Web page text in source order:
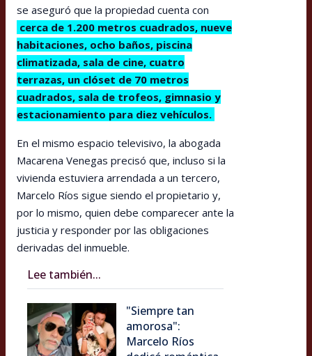
se aseguró que la propiedad cuenta con
cerca de 1.200 metros cuadrados, nueve
habitaciones, ocho baños, piscina
climatizada, sala de cine, cuatro
terrazas, un clóset de 70 metros
cuadrados, sala de trofeos, gimnasio y
estacionamiento para diez vehículos.
En el mismo espacio televisivo, la abogada
Macarena Venegas precisó que, incluso si la
vivienda estuviera arrendada a un tercero,
Marcelo Ríos sigue siendo el propietario y,
por lo mismo, quien debe comparecer ante la
justicia y responder por las obligaciones
derivadas del inmueble.
Lee también...
"Siempre tan
amorosa":
Marcelo Ríos